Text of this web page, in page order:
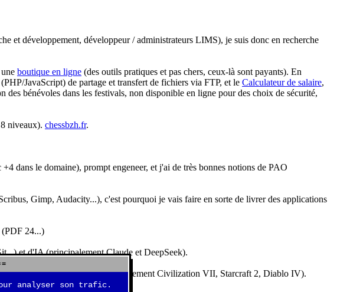
et développement, développeur / administrateurs LIMS), je suis donc en recherche
boutique en ligne (des outils pratiques et pas chers, ceux-là sont payants). En
JavaScript) de partage et transfert de fichiers via FTP, et le Calculateur de salaire,
des bénévoles dans les festivals, non disponible en ligne pour des choix de sécurité,
niveaux). chessbzh.fr.
dans le domaine), prompt engeneer, et j'ai de très bonnes notions de PAO
Gimp, Audacity...), c'est pourquoi je vais faire en sorte de livrer des applications
(PDF 24...)
et d'IA (principalement Claude et DeepSeek).
et aux jeux vidéos (essentiellement Civilization VII, Starcraft 2, Diablo IV).
analyser son trafic.